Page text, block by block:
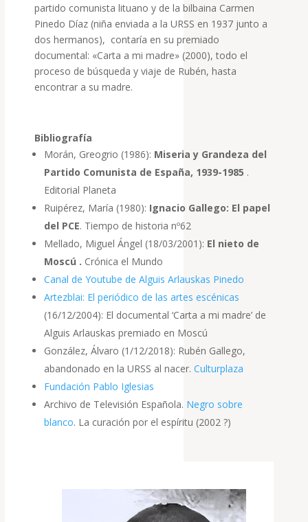
partido comunista lituano y de la bilbaina Carmen
Pinedo Díaz (niña enviada a la URSS en 1937 junto a
dos hermanos), contaría en su premiado
documental: «Carta a mi madre» (2000), todo el
proceso de búsqueda y viaje de Rubén, hasta
encontrar a su madre.
Bibliografía
Morán, Greogrio (1986): Miseria y Grandeza del
Partido Comunista de España, 1939-1985 .
Editorial Planeta
Ruipérez, María (1980): Ignacio Gallego: El papel
del PCE. Tiempo de historia nº62
Mellado, Miguel Ángel (18/03/2001): El nieto de
Moscú . Crónica el Mundo
Canal de Youtube de Alguis Arlauskas Pinedo
Artezblai: El periódico de las artes escénicas
(16/12/2004): El documental ‘Carta a mi madre’ de
Alguis Arlauskas premiado en Moscú
González, Álvaro (1/12/2018): Rubén Gallego,
abandonado en la URSS al nacer.Culturplaza
Fundación Pablo Iglesias
Archivo de Televisión Española. Negro sobre
blanco. La curación por el espíritu (2002 ?)